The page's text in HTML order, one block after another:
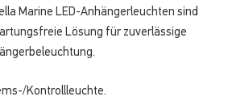
Marine LED-Anhängerleuchten sind
Lösung für zuverlässige
Kontrollleuchte.